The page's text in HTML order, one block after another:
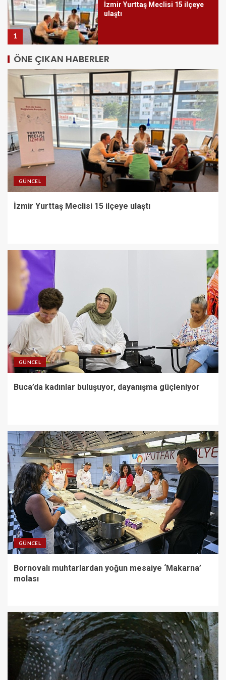
1
İzmir Yurttaş Meclisi 15 ilçeye
ulaştı
2
Buca’da kadınlar buluşuyor,
dayanışma güçleniyor
3
Bornovalı muhtarlardan yoğun
mesaiye ‘Makarna’ molası
Onat Tüneli İzmir trafiğine nefes
5
Euro’luk teknoloji yatırımı
1
İzmir Yurttaş Meclisi 15 ilçeye
ulaştı
2
dayanışma güçleniyor
3
Bornovalı muhtarlardan yoğun
mesaiye ‘Makarna’ molası
aldıracak
İzmir İtfaiyesi’ne 13,5 milyon
Euro’luk teknoloji yatırımı
ÖNE ÇIKAN HABERLER
GÜNCEL
İzmir Yurttaş Meclisi 15 ilçeye ulaştı
GÜNCEL
Buca’da kadınlar buluşuyor, dayanışma güçleniyor
GÜNCEL
Bornovalı muhtarlardan yoğun mesaiye ‘Makarna’
molası